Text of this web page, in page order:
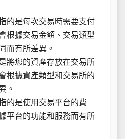
指的是每次交易時需要支付
根據交易金額、交易類型
而有所差異。
是將您的資產存放在交易所
根據資產類型和交易所的
。
指的是使用交易平台的費
平台的功能和服務而有所